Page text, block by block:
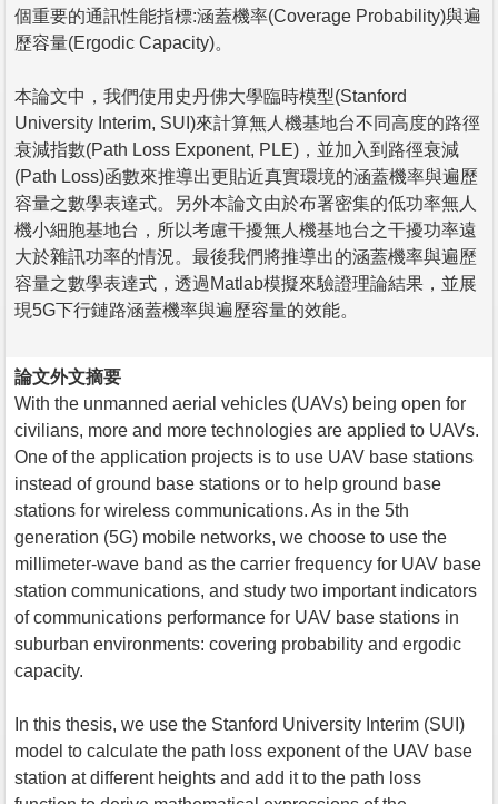
個重要的通訊性能指標:涵蓋機率(Coverage Probability)與遍
歷容量(Ergodic Capacity)。
本論文中，我們使用史丹佛大學臨時模型(Stanford
University Interim, SUI)來計算無人機基地台不同高度的路徑
衰減指數(Path Loss Exponent, PLE)，並加入到路徑衰減
(Path Loss)函數來推導出更貼近真實環境的涵蓋機率與遍歷
容量之數學表達式。另外本論文由於布署密集的低功率無人
機小細胞基地台，所以考慮干擾無人機基地台之干擾功率遠
大於雜訊功率的情況。最後我們將推導出的涵蓋機率與遍歷
容量之數學表達式，透過Matlab模擬來驗證理論結果，並展
現5G下行鏈路涵蓋機率與遍歷容量的效能。
論文外文摘要
With the unmanned aerial vehicles (UAVs) being open for
civilians, more and more technologies are applied to UAVs.
One of the application projects is to use UAV base stations
instead of ground base stations or to help ground base
stations for wireless communications. As in the 5th
generation (5G) mobile networks, we choose to use the
millimeter-wave band as the carrier frequency for UAV base
station communications, and study two important indicators
of communications performance for UAV base stations in
suburban environments: covering probability and ergodic
capacity.
In this thesis, we use the Stanford University Interim (SUI)
model to calculate the path loss exponent of the UAV base
station at different heights and add it to the path loss